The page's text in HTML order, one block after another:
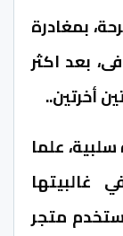
بمغادرة
بعد اكثر
علما
غالبيتها
متجر